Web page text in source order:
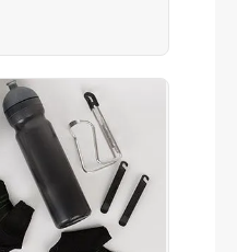
Rapidfire-Plus